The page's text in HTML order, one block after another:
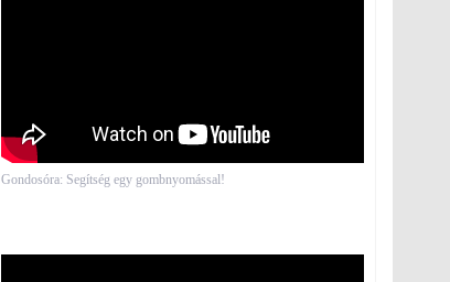
Gondosóra: Segítség egy gombnyomással!